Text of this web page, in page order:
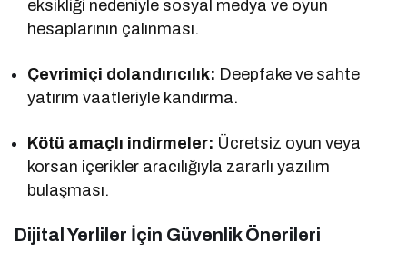
eksikliği nedeniyle sosyal medya ve oyun
hesaplarının çalınması.
Çevrimiçi dolandırıcılık: Deepfake ve sahte
yatırım vaatleriyle kandırma.
Kötü amaçlı indirmeler: Ücretsiz oyun veya
korsan içerikler aracılığıyla zararlı yazılım
bulaşması.
Dijital Yerliler İçin Güvenlik Önerileri